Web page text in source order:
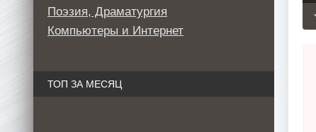
Поэзия, Драматургия
Компьютеры и Интернет
ТОП ЗА МЕСЯЦ